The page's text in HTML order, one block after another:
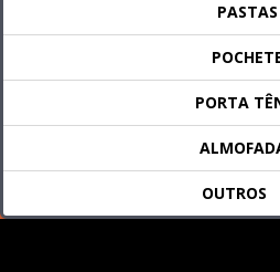
PASTAS
PORTA
OUTROS